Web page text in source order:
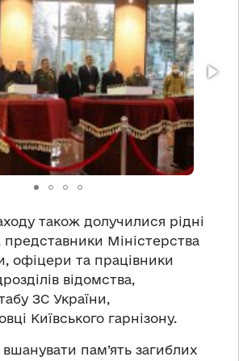
також долучилися рідні
представники Міністерства
офіцери та працівники
відомства,
ЗС України,
Київського гарнізону.
пам’ять загиблих